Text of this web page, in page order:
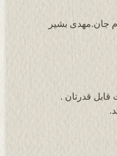
جان.مهدی بشیر
قابل قدرتان .